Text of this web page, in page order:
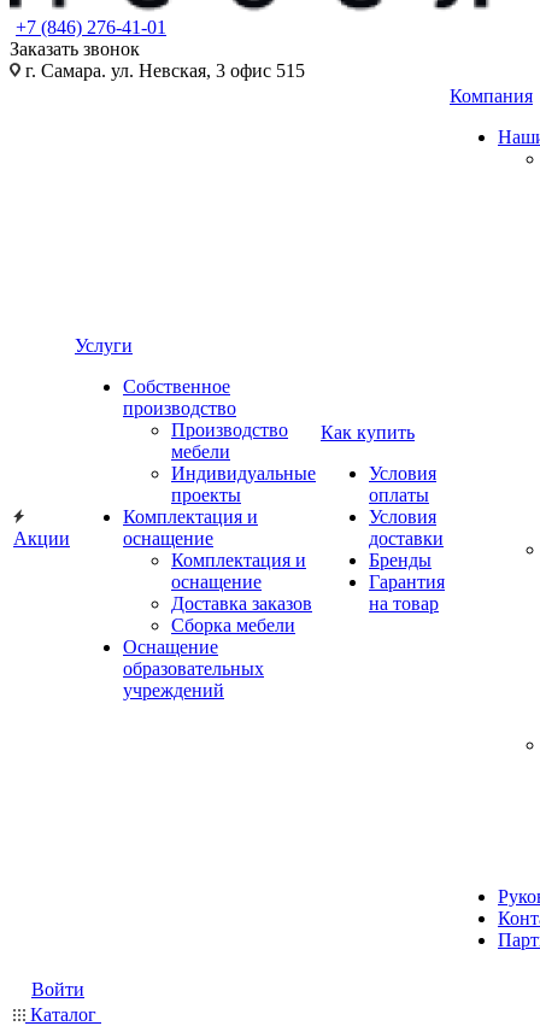
+7 (846) 276-41-01
Заказать звонок
г. Самара. ул. Невская, 3 офис 515
Акции
Услуги
Собственное
производство
Производство
мебели
Индивидуальные
проекты
Комплектация и
оснащение
Комплектация и
оснащение
Доставка заказов
Сборка мебели
Оснащение
образовательных
учреждений
Как купить
Условия
оплаты
Условия
доставки
Бренды
Гарантия
на товар
Компания
Войти
Каталог